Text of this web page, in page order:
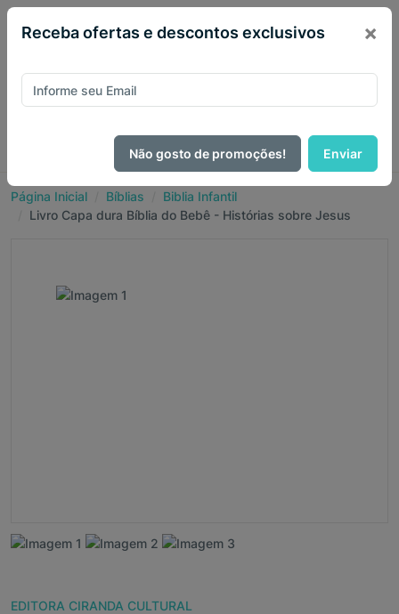
Página Inicial Bíblias
Biblia Infantil
Livro Capa dura Bíblia do Bebê - Histórias sobre Jesus
EDITORA CIRANDA CULTURAL
Receba ofertas e descontos exclusivos ×
Não gosto de promoções! Enviar